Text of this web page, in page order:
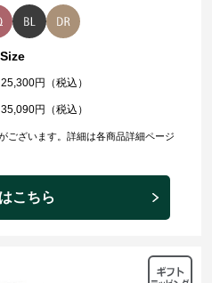
Size
25,300円（税込）
35,090円（税込）
ございます。詳細は各商品詳細ページ
こちら